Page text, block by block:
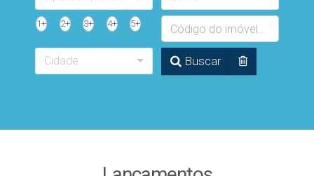
1+ 2+ 3+ 4+ 5+
Cidade Buscar